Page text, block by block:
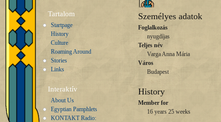
Tartalom
Startpage
History
Culture
Roaming Around
Stories
Links
Interaktív
About Us
Egyptian Pamphlets
KONTAKT Radio:
Személyes adatok
Foglalkozás
nyugdíjas
Teljes név
Varga Anna Mária
Város
Budapest
History
Member for
16 years 25 weeks